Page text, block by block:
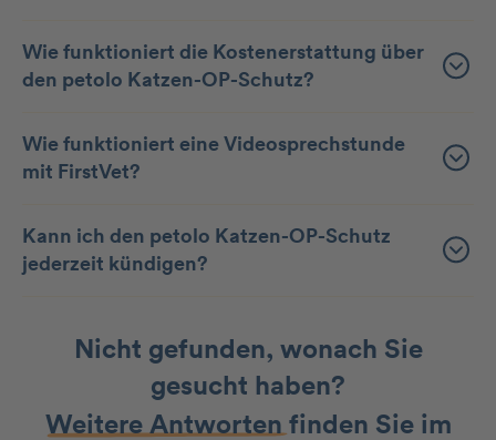
Wie funktioniert die Kostenerstattung über
den petolo Katzen-OP-Schutz?
Wie funktioniert eine Videosprechstunde
mit FirstVet?
Kann ich den petolo Katzen-OP-Schutz
jederzeit kündigen?
Nicht gefunden, wonach Sie
gesucht haben?
Weitere Antworten finden Sie im